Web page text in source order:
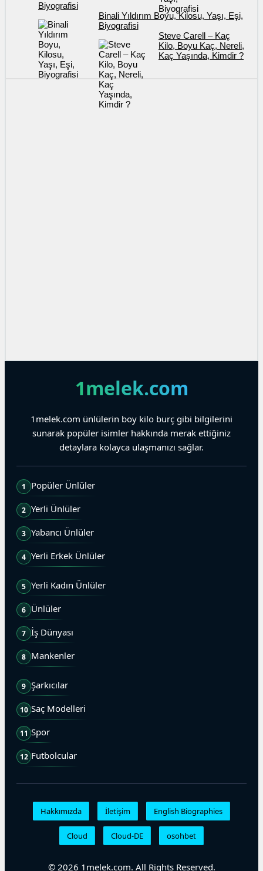
Biyografisi
Binali Yıldırım Boyu, Kilosu, Yaşı, Eşi,
Biyografisi
Steve Carell – Kaç
Kilo, Boyu Kaç, Nereli,
Kaç Yaşında, Kimdir ?
1melek.com
1melek.com ünlülerin boy kilo burç gibi bilgilerini
sunarak popüler isimler hakkında merak ettiğiniz
detaylara kolayca ulaşmanızı sağlar.
1 Popüler Ünlüler
2 Yerli Ünlüler
3 Yabancı Ünlüler
4 Yerli Erkek Ünlüler
5 Yerli Kadın Ünlüler
6 Ünlüler
7 İş Dünyası
8 Mankenler
9 Şarkıcılar
10 Saç Modelleri
11 Spor
12 Futbolcular
Hakkımızda İletişim English Biographies
Cloud Cloud-DE osohbet
© 2026 1melek.com. All Rights Reserved.